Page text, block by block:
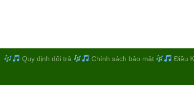
Quy định đổi trả Chính sách bảo mật Điều